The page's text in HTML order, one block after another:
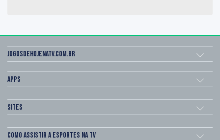
Jogosdehojenatv.com.br
Apps
Sites
Como assistir a esportes na TV